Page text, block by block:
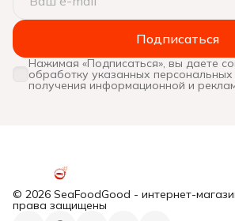
Подписаться
Нажимая «Подписаться», вы даете
обработку указанных
получения информационной и
© 2026 SeaFoodGood - интернет-
права защищены